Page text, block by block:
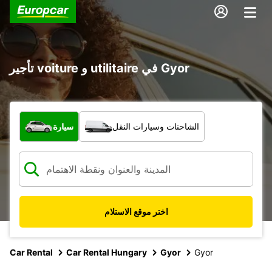
تأجير voiture و utilitaire في Gyor
ما نوع المركبة؟
سيارة الشاحنات وسيارات النقل
اختر موقع الاستلام
Car Rental Car Rental Hungary Gyor Gyor